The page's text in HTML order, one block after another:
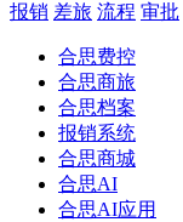
报销 差旅 流程 审批
合思费控
合思商旅
合思档案
报销系统
合思商城
合思AI
合思AI应用